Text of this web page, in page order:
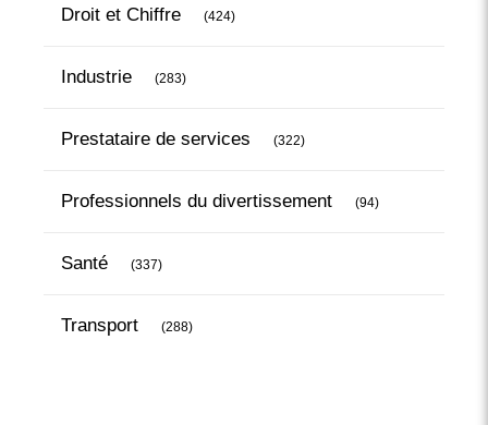
Droit et Chiffre (424)
Industrie (283)
Prestataire de services (322)
Professionnels du divertissement (94)
Santé (337)
Transport (288)